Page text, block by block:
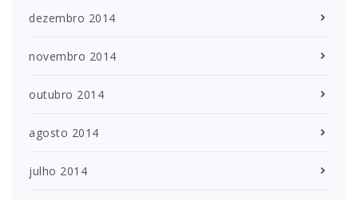
dezembro 2014
novembro 2014
outubro 2014
agosto 2014
julho 2014